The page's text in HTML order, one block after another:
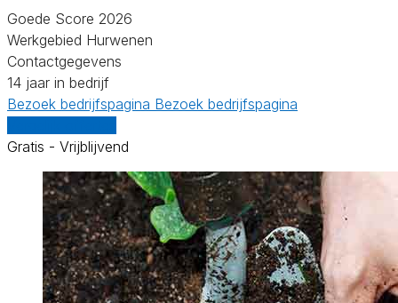
Goede Score 2026
Werkgebied Hurwenen
Contactgegevens
14 jaar in bedrijf
Bezoek bedrijfspagina Bezoek bedrijfspagina
Gratis - Vrijblijvend